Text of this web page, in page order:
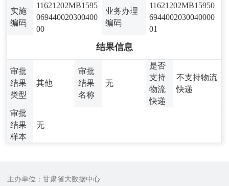
实施
编码
11621202MB1595
069440020300400
00
业务办理
编码
11621202MB15950
6944002030040000
01
结果信息
审批
结果
类型
其他
审批
结果
名称
无
是否
支持
物流
快递
不支持物流
快递
审批
结果
样本
无
主办单位：甘肃省大数据中心